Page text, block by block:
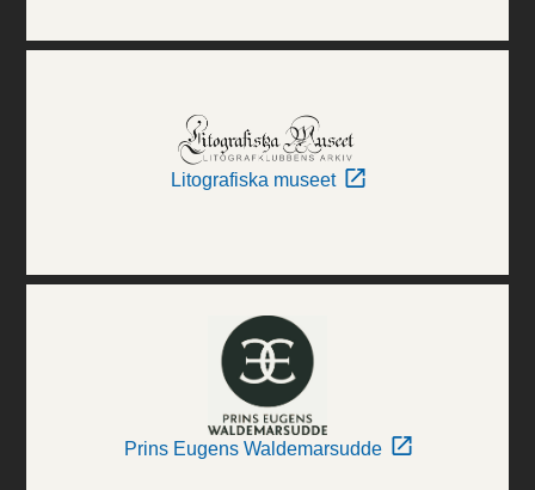
Litografiska museet
Prins Eugens Waldemarsudde